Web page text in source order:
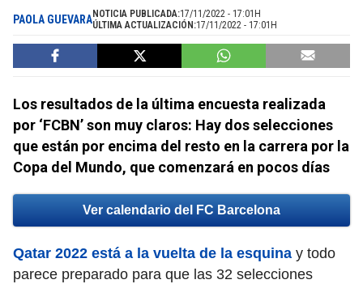
PAOLA GUEVARANOTICIA PUBLICADA:17/11/2022 - 17:01H
ÚLTIMA ACTUALIZACIÓN:17/11/2022 - 17:01H
Los resultados de la última encuesta realizada
por ‘FCBN’ son muy claros: Hay dos selecciones
que están por encima del resto en la carrera por la
Copa del Mundo, que comenzará en pocos días
Ver calendario del FC Barcelona
Qatar 2022 está a la vuelta de la esquina y todo
parece preparado para que las 32 selecciones